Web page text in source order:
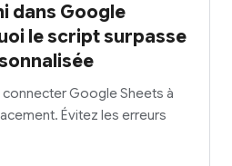
dans Google
le script surpasse
Google Sheets à
Évitez les erreurs